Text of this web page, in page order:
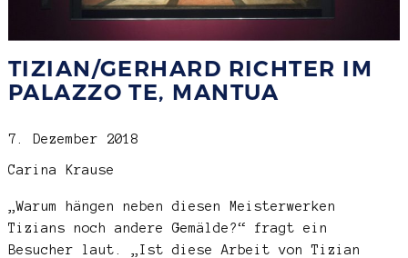
TIZIAN/GERHARD RICHTER IM
PALAZZO TE, MANTUA
7. Dezember 2018
Carina Krause
„Warum hängen neben diesen Meisterwerken
Tizians noch andere Gemälde?“ fragt ein
Besucher laut. „Ist diese Arbeit von Tizian